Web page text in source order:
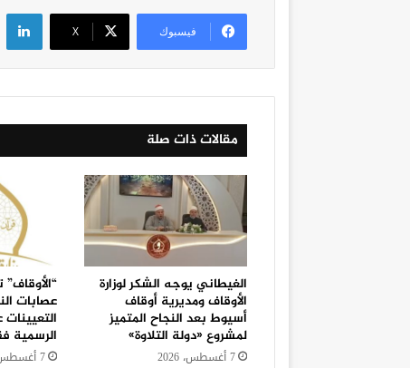
فيسبوك ‫X
مقالات ذات صلة
الغيطاني يوجه الشكر لوزارة
الأوقاف ومديرية أوقاف
أسيوط بعد النجاح المتميز
لمشروع «دولة التلاوة»
7 أغسطس، 2026
عصابات
التعيينات
الرسمية
7 أغسطس، 2026